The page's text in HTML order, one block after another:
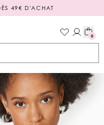
49€ D'ACHAT
0